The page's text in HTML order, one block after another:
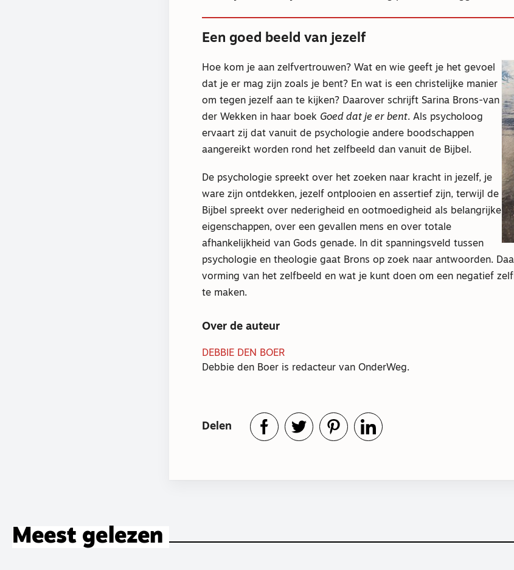
Een goed beeld van jezelf
Hoe kom je aan zelfvertrouwen? Wat en wie geeft je het gevoel
dat je er mag zijn zoals je bent? En wat is een christelijke manier
om tegen jezelf aan te kijken? Daarover schrijft Sarina Brons-van
der Wekken in haar boek Goed dat je er bent. Als psycholoog
ervaart zij dat vanuit de psychologie andere boodschappen
aangereikt worden rond het zelfbeeld dan vanuit de Bijbel.
De psychologie spreekt over het zoeken naar kracht in jezelf, je
ware zijn ontdekken, jezelf ontplooien en assertief zijn, terwijl de
Bijbel spreekt over nederigheid en ootmoedigheid als belangrijke
eigenschappen, over een gevallen mens en over totale
afhankelijkheid van Gods genade. In dit spanningsveld tussen
psychologie en theologie gaat Brons op zoek naar antwoorden.
vorming van het zelfbeeld en wat je kunt doen om een negatief
te maken.
Over de auteur
DEBBIE DEN BOER
Debbie den Boer is redacteur van OnderWeg.
Delen
Meest gelezen